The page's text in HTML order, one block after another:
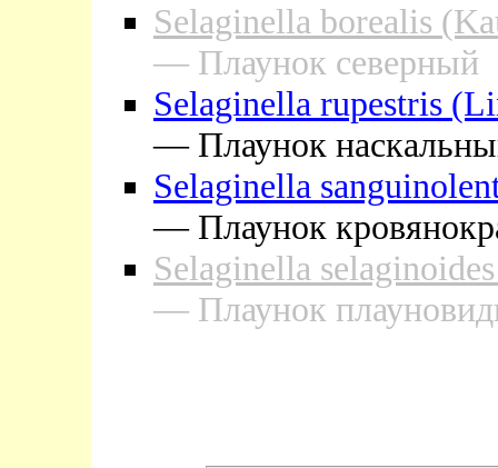
Selaginella borealis
— Плаунок северный
Selaginella rupestris
— Плаунок
Selaginella
— Плаунок
Selaginella
— Плаунок